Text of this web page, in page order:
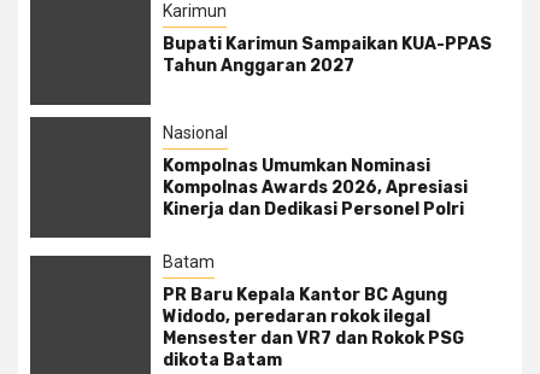
Karimun
Bupati Karimun Sampaikan KUA-PPAS
Tahun Anggaran 2027
Nasional
Kompolnas Umumkan Nominasi
Kompolnas Awards 2026, Apresiasi
Kinerja dan Dedikasi Personel Polri
Batam
PR Baru Kepala Kantor BC Agung
Widodo, peredaran rokok ilegal
Mensester dan VR7 dan Rokok PSG
dikota Batam